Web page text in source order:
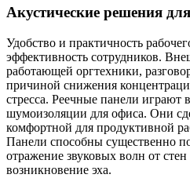
Акустические решения
Удобство и практичность
эффективность сотрудников.
работающей оргтехники,
причиной снижения
стресса. Реечные панели играют
шумоизоляции для офиса. Они
комфортной для продуктивной
Панели способны существенно
отражение звуковых волн от
возникновение эха.